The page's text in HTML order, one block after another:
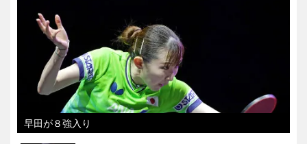
早田が８強入り